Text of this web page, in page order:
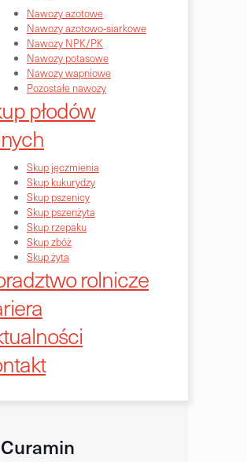
Nawozy azotowe
Nawozy azotowo-siarkowe
Nawozy NPK/PK
Nawozy potasowe
Nawozy wapniowe
Pozostałe nawozy
płodów
Skup jęczmienia
Skup kukurydzy
Skup pszenicy
Skup pszenżyta
Skup rzepaku
Skup zbóż
Skup żyta
rolnicze